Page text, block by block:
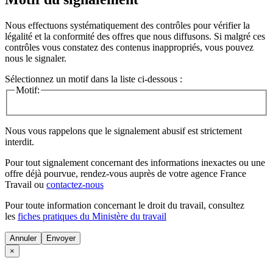
Nous effectuons systématiquement des contrôles pour vérifier la
légalité et la conformité des offres que nous diffusons. Si malgré ces
contrôles vous constatez des contenus inappropriés, vous pouvez
nous le signaler.
Sélectionnez un motif dans la liste ci-dessous :
Motif:
Nous vous rappelons que le signalement abusif est strictement
interdit.
Pour tout signalement concernant des informations inexactes ou une
offre déjà pourvue, rendez-vous auprès de votre agence France
Travail ou contactez-nous
Pour toute information concernant le droit du travail, consultez
les fiches pratiques du Ministère du travail
Annuler
×